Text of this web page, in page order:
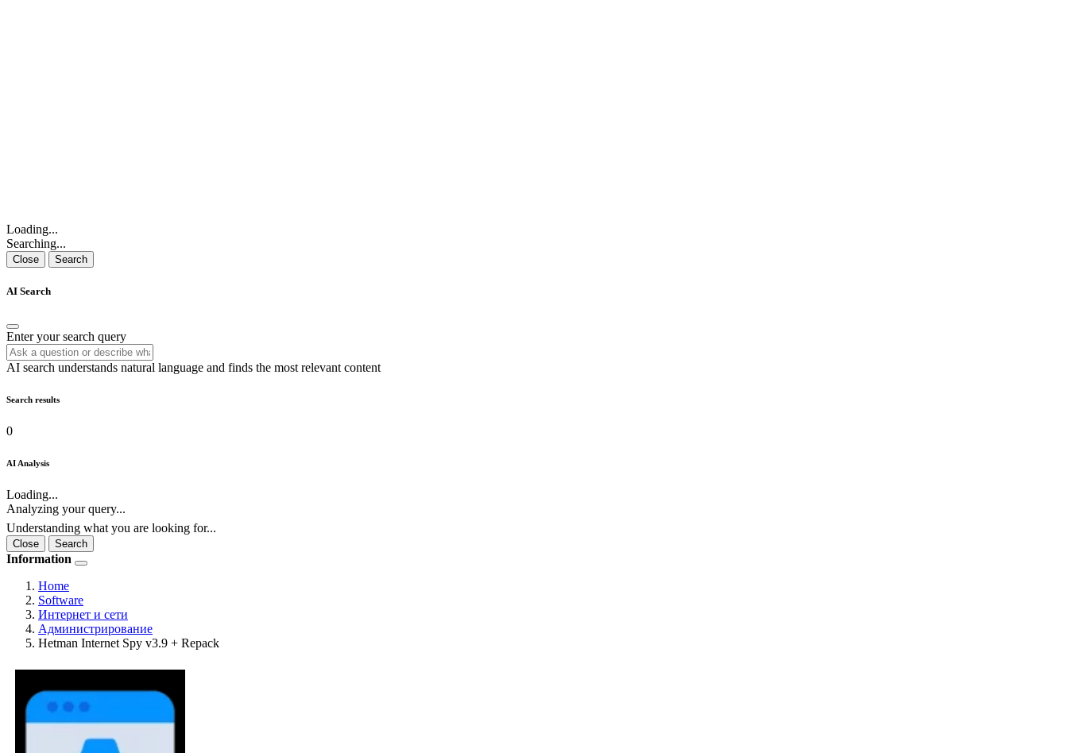
Loading...
Searching...
Close Search
AI Search
Enter your search query
AI search understands natural language and finds the most relevant content
Search results
0
AI Analysis
Loading...
Analyzing your query...
Understanding what you are looking for...
Close Search
Information
Home
Software
Интернет и сети
Администрирование
Hetman Internet Spy v3.9 + Repack